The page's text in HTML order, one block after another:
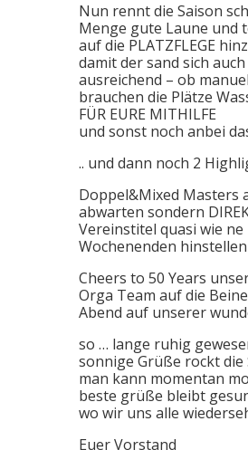
Nun rennt die Saison
Menge gute Laune und
auf die PLATZFLEGE
damit der sand sich
ausreichend – ob
brauchen die Plätze
FÜR EURE MITHILFE
und sonst noch anbei
.. und dann noch 2
Doppel&Mixed Masters
abwarten sondern
Vereinstitel quasi wie
Wochenenden
Cheers to 50 Years
Orga Team auf die
Abend auf unserer
so … lange ruhig
sonnige Grüße rockt
man kann momentan
beste grüße bleibt
wo wir uns alle
Euer Vorstand